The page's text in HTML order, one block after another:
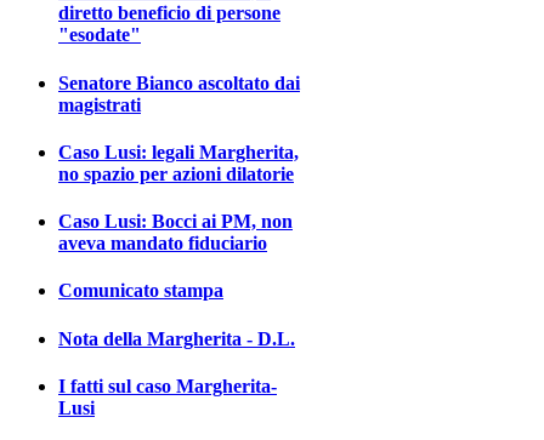
diretto beneficio di persone
"esodate"
Senatore Bianco ascoltato dai
magistrati
Caso Lusi: legali Margherita,
no spazio per azioni dilatorie
Caso Lusi: Bocci ai PM, non
aveva mandato fiduciario
Comunicato stampa
Nota della Margherita - D.L.
I fatti sul caso Margherita-
Lusi